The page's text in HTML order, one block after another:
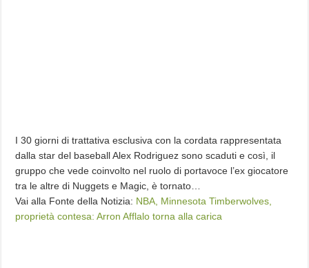
I 30 giorni di trattativa esclusiva con la cordata rappresentata
dalla star del baseball Alex Rodriguez sono scaduti e così, il
gruppo che vede coinvolto nel ruolo di portavoce l’ex giocatore
tra le altre di Nuggets e Magic, è tornato…
Vai alla Fonte della Notizia: NBA, Minnesota Timberwolves,
proprietà contesa: Arron Afflalo torna alla carica